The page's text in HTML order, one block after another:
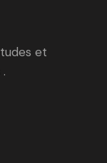
et